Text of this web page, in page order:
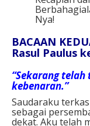
Nya!
BACAAN
Rasul Paulus
“Sekarang
kebenaran.”
Saudaraku
sebagai
dekat. Aku telah